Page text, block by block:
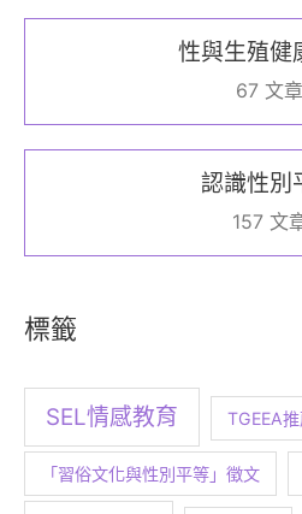
性與生殖健
67 文章
認識性別
157 文
標籤
SEL情感教育 TGEEA
「習俗文化與性別平等」徵文